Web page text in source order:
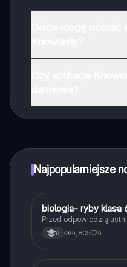
które również możesz
Najpopularniejsze
BBiologia
biologia- ryby klasa
Przed odpowiedzią
6 4,805 4